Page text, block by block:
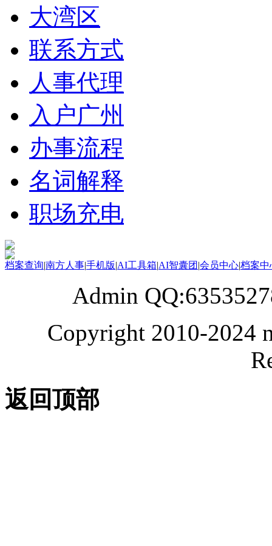
大湾区
联系方式
人事代理
入户广州
办事流程
名词解释
职场充电
档案查询|南方人事|手机版|AI工具箱|AI智囊团 |会员中心|档案中
Admin
Copyright 2010-2024
返回顶部